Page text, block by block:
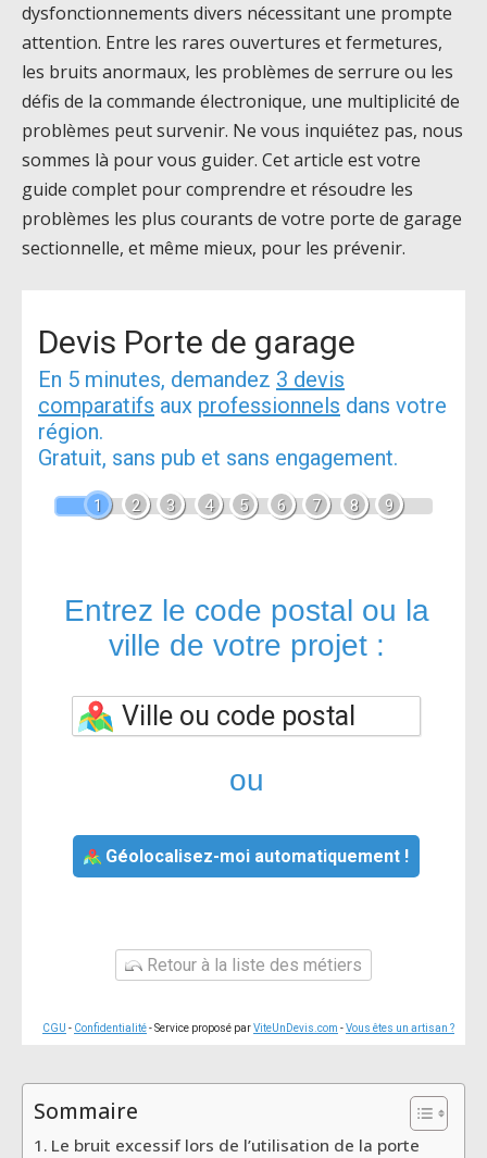
dysfonctionnements divers nécessitant une prompte
attention. Entre les rares ouvertures et fermetures,
les bruits anormaux, les problèmes de serrure ou les
défis de la commande électronique, une multiplicité de
problèmes peut survenir. Ne vous inquiétez pas, nous
sommes là pour vous guider. Cet article est votre
guide complet pour comprendre et résoudre les
problèmes les plus courants de votre porte de garage
sectionnelle, et même mieux, pour les prévenir.
Devis Porte de garage
En 5 minutes, demandez 3 devis
comparatifs aux professionnels dans votre
région.
Gratuit, sans pub et sans engagement.
1 2 3 4 5 6 7 8 9
Entrez le code postal ou la
ville de votre projet :
ou
Géolocalisez-moi automatiquement !
Retour à la liste des métiers
CGU - Confidentialité- Service proposé parViteUnDevis.com -Vous êtes un artisan ?
Sommaire
Le bruit excessif lors de l’utilisation de la porte